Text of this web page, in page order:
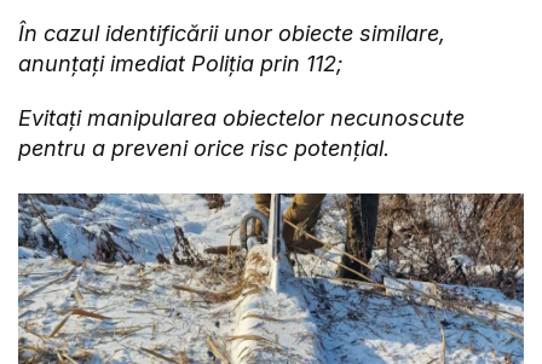
În cazul identificării unor obiecte similare,
anunțați imediat Poliția prin 112;
Evitați manipularea obiectelor necunoscute
pentru a preveni orice risc potențial.